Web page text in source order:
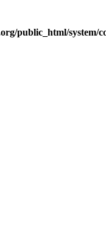
public_html/